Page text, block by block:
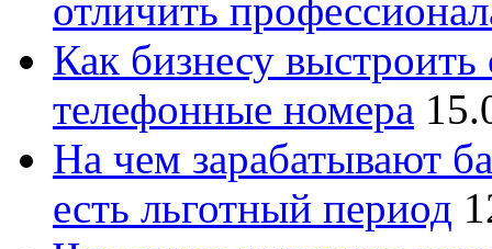
отличить
Как бизнесу
телефонные номера
На чем зарабатывают
есть льготный период